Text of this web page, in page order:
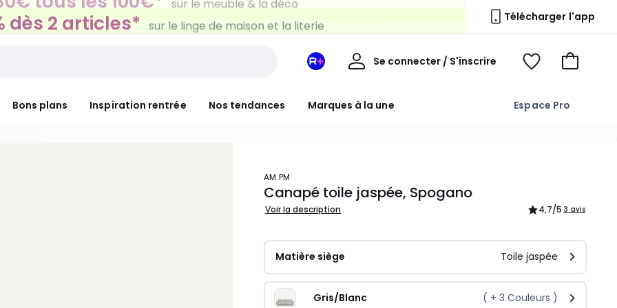
dès 2 articles* Télécharger l'app
Bons plans Inspiration rentrée Nos tendances Marques à la une Espace Pro
Mon
Redoute
Se connecter / S'inscrire
Mon
Voir
Voir
AM.PM
Canapé toile jaspée, Spogano
Voir la description 4,7/5 3 avis
Matière siège Toile jaspée
Gris/Blanc ( + 3 Couleurs )